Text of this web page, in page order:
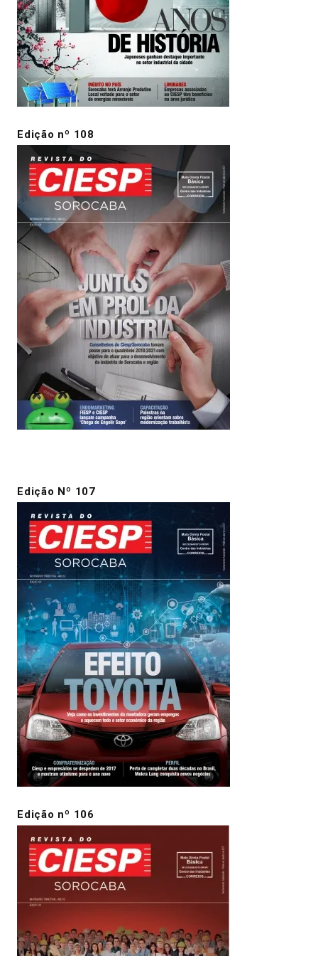
Edição nº 108
Edição Nº 107
Edição nº 106